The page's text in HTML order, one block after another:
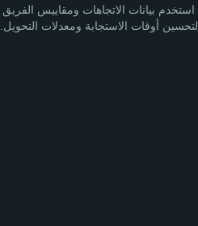
استخدم بيانات الاتجاهات ومقاييس الفريق
لتحسين أوقات الاستجابة ومعدلات التحويل.